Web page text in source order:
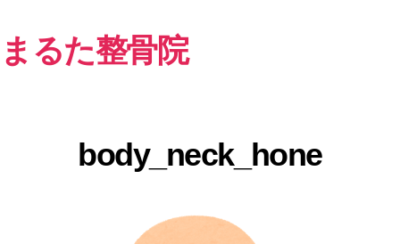
まるた整骨院
body_neck_hone